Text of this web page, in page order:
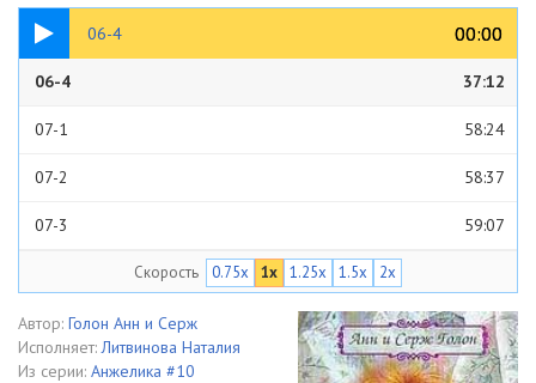
06-4 00:00
00:00
37:12
06-4 37:12
07-1 58:24
07-2 58:37
07-3 59:07
08-1 58:08
08-2 58:24
Скорость 0.75x 1x 1.25x 1.5x 2x
Автор: Голон Анн и Серж
Исполняет: Литвинова Наталия
Из серии: Анжелика #10